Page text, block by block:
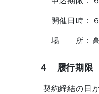
開催日時：６
場 所：高知
４ 履行期限
契約締結の日